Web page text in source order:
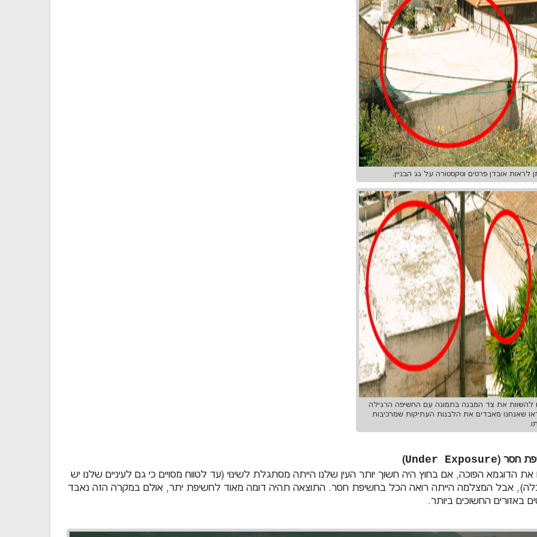
לראות אובדן פרטים וטקסטורה על גג הבניין.
להשוות את צד המבנה בתמונה עם החשיפה הרגילה
שאנחנו מאבדים את הלבנות העתיקות שמרכיבות
חסר (Under Exposure
)
הדוגמא הפוכה, אם בחוץ היה חשוך יותר העין שלנו הייתה מסתגלת לשינוי (עד לטווח מסויים כי גם לעיניים שלנו יש
אבל המצלמה הייתה רואה הכל בחשיפת חסר. התוצאה תהיה דומה מאוד לחשיפת יתר, אולם במקרה הזה נאבד
באזורים החשוכים ביותר.